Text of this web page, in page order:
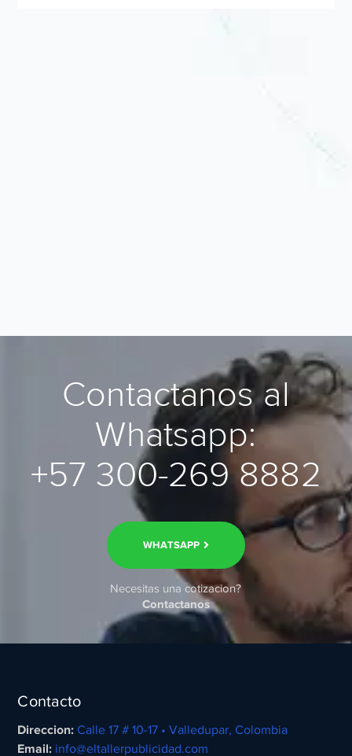
Contactanos al
Whatsapp:
+57 300-269 8882
WHATSAPP
Necesitas una cotizacion?
Contactanos
Contacto
Direccion: Calle 17 # 10-17 • Valledupar, Colombia
Email: info@eltallerpublicidad.com